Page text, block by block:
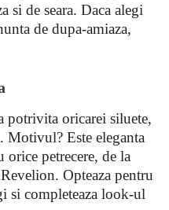
si de seara. Daca alegi
de dupa-amiaza,
potrivita oricarei siluete,
Motivul? Este eleganta
petrecere, de la
Opteaza pentru
si completeaza look-ul